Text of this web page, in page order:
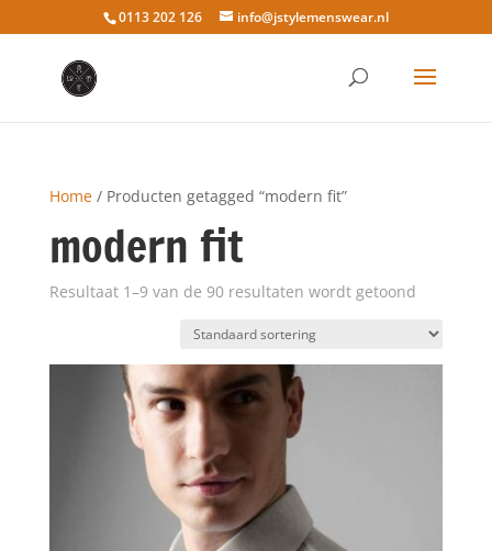
0113 202 126 info@jstylemenswear.nl
Home/ Producten getagged “modern fit”
modern fit
Resultaat 1–9 van de 90 resultaten wordt getoond